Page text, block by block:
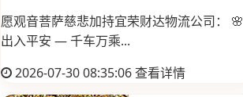
愿观音菩萨慈悲加持宜荣财达物流公司： 🌸
出入平安 — 千车万乘...
2026-07-30 08:35:06查看详情